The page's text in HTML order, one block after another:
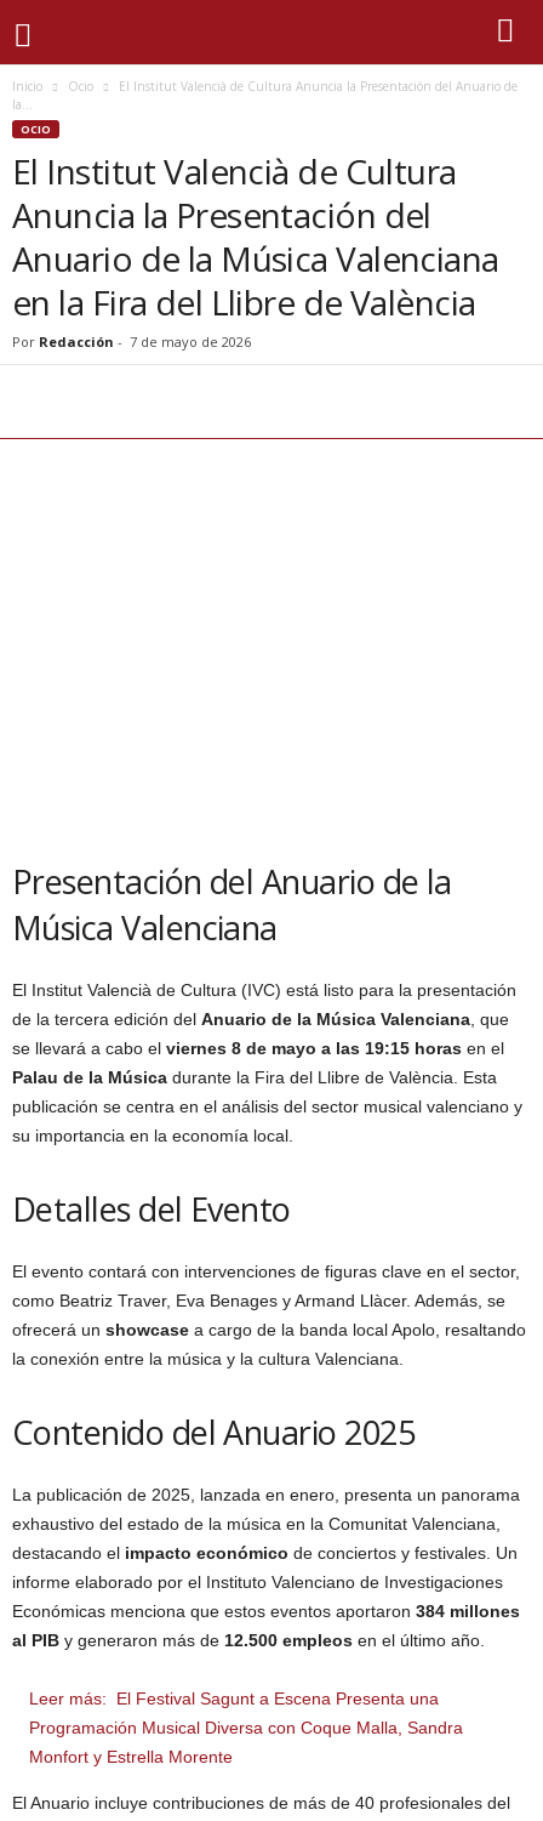
Inicio Ocio
El Institut Valencià de Cultura Anuncia la Presentación del Anuario de
la...
OCIO
El Institut Valencià de Cultura
Anuncia la Presentación del
Anuario de la Música Valenciana
en la Fira del Llibre de València
Por Redacción - 7 de mayo de 2026
Presentación del Anuario de la
Música Valenciana
El Institut Valencià de Cultura (IVC) está listo para la presentación
de la tercera edición del Anuario de la Música Valenciana, que
se llevará a cabo el viernes 8 de mayo a las 19:15 horas en el
Palau de la Música durante la Fira del Llibre de València. Esta
publicación se centra en el análisis del sector musical valenciano y
su importancia en la economía local.
Detalles del Evento
El evento contará con intervenciones de figuras clave en el sector,
como Beatriz Traver, Eva Benages y Armand Llàcer. Además, se
ofrecerá un showcase a cargo de la banda local Apolo, resaltando
la conexión entre la música y la cultura Valenciana.
Contenido del Anuario 2025
La publicación de 2025, lanzada en enero, presenta un panorama
exhaustivo del estado de la música en la Comunitat Valenciana,
destacando el impacto económico de conciertos y festivales. Un
informe elaborado por el Instituto Valenciano de Investigaciones
Económicas menciona que estos eventos aportaron 384 millones
al PIB y generaron más de 12.500 empleos en el último año.
Leer más:
El Festival Sagunt a Escena Presenta una
Programación Musical Diversa con Coque Malla, Sandra
Monfort y Estrella Morente
El Anuario incluye contribuciones de más de 40 profesionales del